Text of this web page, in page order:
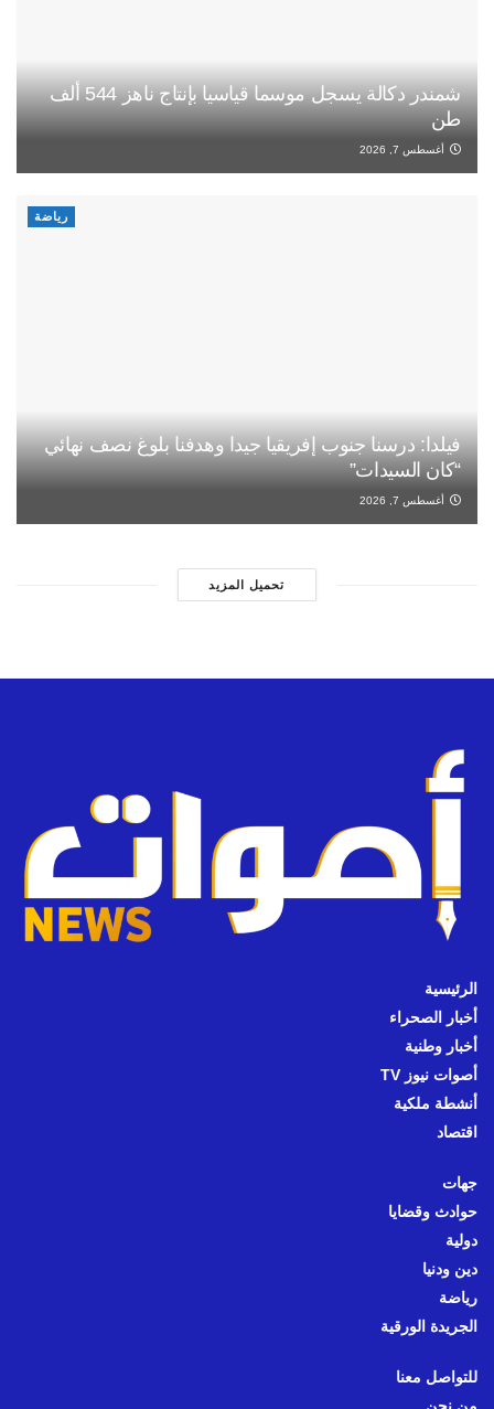
شمندر دكالة يسجل موسما قياسيا بإنتاج ناهز 544 ألف
طن
أغسطس 7, 2026
رياضة
فيلدا: درسنا جنوب إفريقيا جيدا وهدفنا بلوغ نصف نهائي
“كان السيدات”
أغسطس 7, 2026
تحميل المزيد
الرئيسية
أخبار الصحراء
أخبار وطنية
أصوات نيوز TV
أنشطة ملكية
اقتصاد
جهات
حوادث وقضايا
دولية
دين ودنيا
رياضة
الجريدة الورقية
للتواصل معنا
من نحن